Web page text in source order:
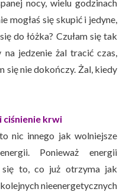
nocy, wielu godzinach
mogłaś się skupić i jedyne,
do łóżka? Czułam się tak
jedzenie żal tracić czas,
się nie dokończy. Żal, kiedy
ciśnienie krwi
nic innego jak wolniejsze
Ponieważ energii
się to, co już otrzyma jak
nieenergetycznych